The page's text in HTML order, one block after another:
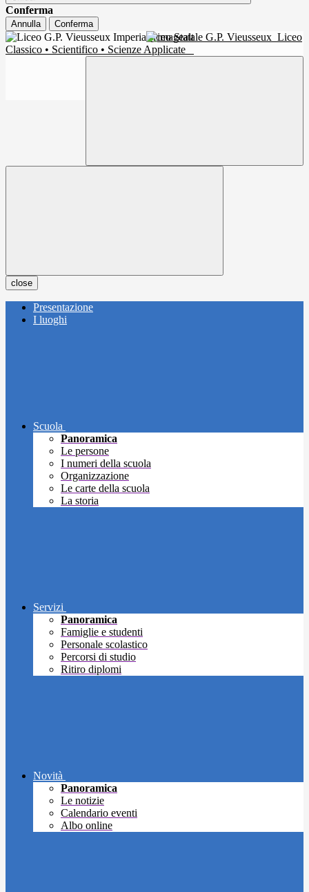
Conferma
Annulla Conferma
Liceo Statale G.P. Vieusseux Liceo
Classico • Scientifico • Scienze Applicate
close
Presentazione
I luoghi
Scuola
Panoramica
Le persone
I numeri della scuola
Organizzazione
Le carte della scuola
La storia
Servizi
Panoramica
Famiglie e studenti
Personale scolastico
Percorsi di studio
Ritiro diplomi
Novità
Panoramica
Le notizie
Calendario eventi
Albo online